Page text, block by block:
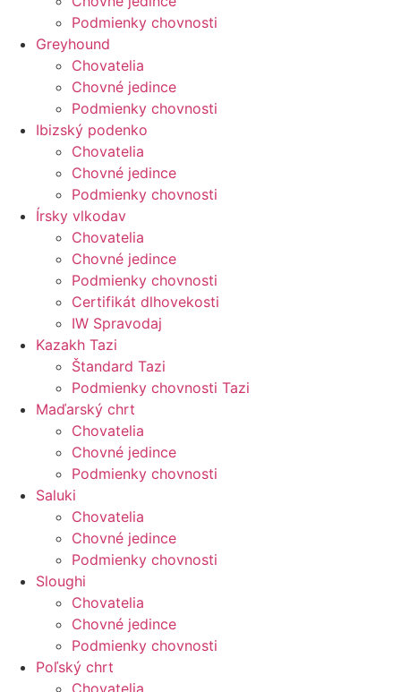
Podmienky chovnosti
Greyhound
Chovatelia
Chovné jedince
Podmienky chovnosti
Ibizský podenko
Chovatelia
Chovné jedince
Podmienky chovnosti
Írsky vlkodav
Chovatelia
Chovné jedince
Podmienky chovnosti
Certifikát dlhovekosti
IW Spravodaj
Kazakh Tazi
Štandard Tazi
Podmienky chovnosti Tazi
Maďarský chrt
Chovatelia
Chovné jedince
Podmienky chovnosti
Saluki
Chovatelia
Chovné jedince
Podmienky chovnosti
Sloughi
Chovatelia
Chovné jedince
Podmienky chovnosti
Poľský chrt
Chovatelia